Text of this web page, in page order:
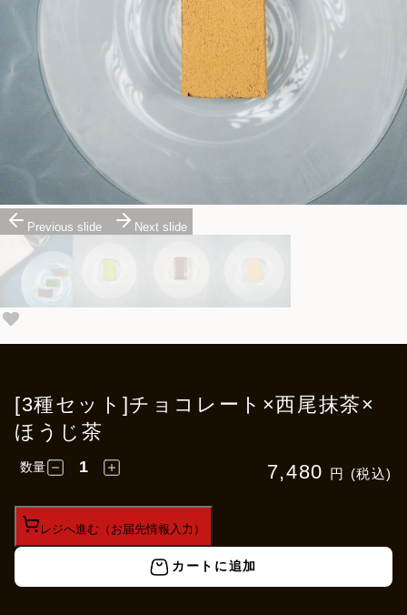
Previous slide Next slide
[3種セット]チョコレート×西尾抹茶×
ほうじ茶
7,480 円 (税込)
数量
レジへ進む（お届先情報入力）
カートに追加